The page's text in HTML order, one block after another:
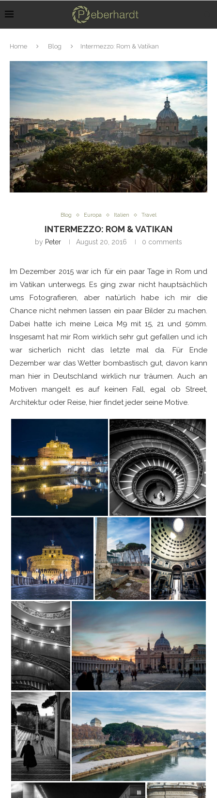
Home Blog Intermezzo: Rom & Vatikan
Blog Europa Italien Travel
INTERMEZZO: ROM & VATIKAN
by Peter August 20, 2016 0 comments
Im Dezember 2015 war ich für ein paar Tage in Rom und
im Vatikan unterwegs. Es ging zwar nicht hauptsächlich
ums Fotografieren, aber natürlich habe ich mir die
Chance nicht nehmen lassen ein paar Bilder zu machen.
Dabei hatte ich meine Leica M9 mit 15, 21 und 50mm.
Insgesamt hat mir Rom wirklich sehr gut gefallen und ich
war sicherlich nicht das letzte mal da. Für Ende
Dezember war das Wetter bombastisch gut, davon kann
man hier in Deutschland wirklich nur träumen. Auch an
Motiven mangelt es auf keinen Fall, egal ob Street,
Architektur oder Reise, hier findet jeder seine Motive.